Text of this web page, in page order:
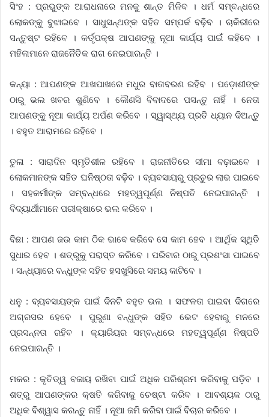
ସିଂହ : ପ୍ରଭୁଙ୍କ ଆରାଧନାରେ ମନକୁ ଶାନ୍ତ ମିଳିବ । ଧର୍ମ ସମ୍ବନ୍ଧରେ
ଲୋକଙ୍କୁ ବୁଝାଇବେ । ସାଧୁସନ୍ଥଙ୍କ ସହିତ ସମ୍ପର୍କ ବଢ଼ିବ । ଚାକିରୀରେ
ସନ୍ତୁଷ୍ଟ ରହିବେ । କର୍ତୃପକ୍ଷ ଆପଣଙ୍କୁ ନୂଆ କାର୍ଯ୍ୟ ପାଇଁ କହିବେ ।
ମହିଳାମାନେ ରାଜନୈତିକ ରାଗ ନେଇପାରନ୍ତି ।
କନ୍ୟା : ଆପଣଙ୍କ ଆଖପାଖରେ ମଧୁର ବାତାବରଣ ରହିବ । ପଡ଼ୋଶୀଙ୍କ
ଠାରୁ ଭଲ ଖବର ଶୁଣିବେ । କୌଣସି ବିବାଦରେ ପସନ୍ତୁ ନାହିଁ । ନେତା
ଆପଣଙ୍କୁ ନୂଆ କାର୍ଯ୍ୟ ଅର୍ପଣ କରିବେ । ସ୍ୱାସ୍ଥ୍ୟ ପ୍ରତି ଧ୍ୟାନ ଦିଅନ୍ତୁ
। ବହୁତ ଆରାମରେ ରହିବେ ।
ତୁଳା : ସାରାଦିନ ସ୍ମୃତିଶୀଳ ରହିବେ । ରାଜନୀତିରେ ସୀମା ବଢ଼ାଇବେ ।
ଲୋକମାନଙ୍କ ସହିତ ଘନିଷ୍ଠତା ବଢ଼ିବ । ବ୍ୟବସାୟରୁ ପ୍ରଚୁର ଲାଭ ପାଇବେ
। ସହକର୍ମୀଙ୍କ ସମ୍ବନ୍ଧରେ ମହତ୍ୱପୂର୍ଣ୍ଣ ନିଷ୍ପତି ନେଇପାରନ୍ତି ।
ବିଦ୍ୟାର୍ଥୀମାନେ ପରୀକ୍ଷାରେ ଭଲ କରିବେ ।
ବିଛା : ଆପଣ ଜଉ କାମ ଠିକ ଭାବେ କରିବେ ସେ କାମ ହେବ । ଆର୍ଥିକ ସ୍ଥିତି
ସୁଧାର ହେବ । ଶତ୍ରୁକୁ ପରାସ୍ତ କରିବେ । ପରିବାର ଠାରୁ ପ୍ରଶଂସା ପାଇବେ
। ସନ୍ଧ୍ୟାରେ ବନ୍ଧୁଙ୍କ ସହିତ ହସଖୁସିରେ ସମୟ କାଟିବେ ।
ଧନୁ : ବ୍ୟବସାୟଙ୍କ ପାଇଁ ଦିନଟି ବହୁତ ଭଲ । ସଫଳତା ପାଇବା ଦିଗରେ
ଅଗ୍ରସର ହେବେ । ପୁରୁଣା ବନ୍ଧୁଙ୍କ ସହିତ ଭେଟ ହେବାରୁ ମନରେ
ପ୍ରସନ୍ନତା ରହିବ । କ୍ୟାରିୟର ସମ୍ବନ୍ଧରେ ମହତ୍ୱପୂର୍ଣ୍ଣ ନିଷ୍ପତି
ନେଇପାରନ୍ତି ।
ମକର : କୃତିତ୍ୱ ବଜାୟ ରଖିବା ପାଇଁ ଅଧିକ ପରିଶ୍ରମ କରିବାକୁ ପଡ଼ିବ ।
ଶତ୍ରୁ ଆପଣଙ୍କର କ୍ଷତି କରିବାକୁ ଚେଷ୍ଟା କରିବ । ଆବଶ୍ୟକ ଠାରୁ
ଅଧିକ ବିଶ୍ୱାସ କରନ୍ତୁ ନାହିଁ । ନୂଆ ଜମି କରିବା ପାଇଁ ବିଚାର କରିବେ ।